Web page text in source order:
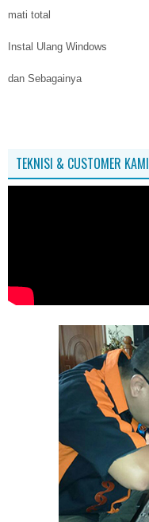
mati total
Instal Ulang Windows
dan Sebagainya
TEKNISI & CUSTOMER KAMI